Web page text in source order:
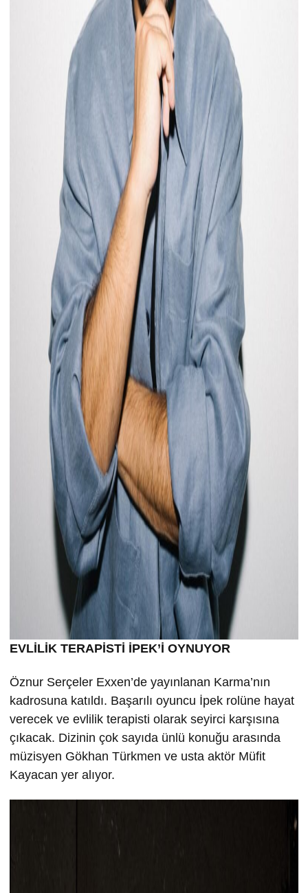
EVLİLİK TERAPİSTİ İPEK’İ OYNUYOR
Öznur Serçeler Exxen’de yayınlanan Karma’nın
kadrosuna katıldı. Başarılı oyuncu İpek rolüne hayat
verecek ve evlilik terapisti olarak seyirci karşısına
çıkacak. Dizinin çok sayıda ünlü konuğu arasında
müzisyen Gökhan Türkmen ve usta aktör Müfit
Kayacan yer alıyor.